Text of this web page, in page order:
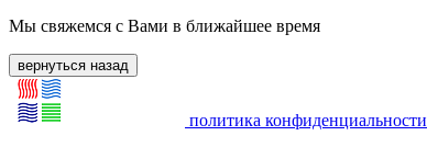
Мы свяжемся с Вами в ближайшее время
вернуться назад
политика конфиденциальности